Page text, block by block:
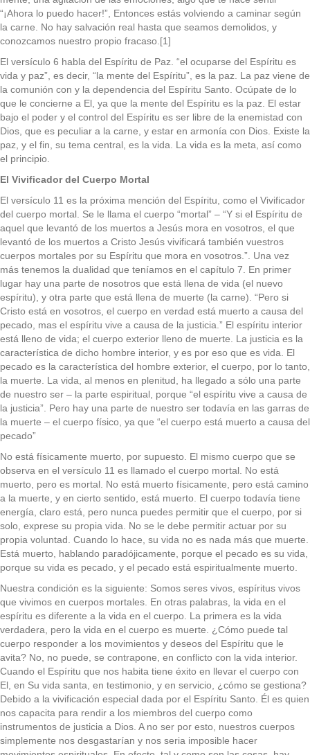
“¡Ahora lo puedo hacer!”, Entonces estás volviendo a caminar según
la carne. No hay salvación real hasta que seamos demolidos, y
conozcamos nuestro propio fracaso.[1]
El versículo 6 habla del Espíritu de Paz. “el ocuparse del Espíritu es
vida y paz”, es decir, “la mente del Espíritu”, es la paz. La paz viene de
la comunión con y la dependencia del Espíritu Santo. Ocúpate de lo
que le concierne a El, ya que la mente del Espíritu es la paz. El estar
bajo el poder y el control del Espíritu es ser libre de la enemistad con
Dios, que es peculiar a la carne, y estar en armonía con Dios. Existe la
paz, y el fin, su tema central, es la vida. La vida es la meta, así como
el principio.
El Vivificador del Cuerpo Mortal
El versículo 11 es la próxima mención del Espíritu, como el Vivificador
del cuerpo mortal. Se le llama el cuerpo “mortal” – “Y si el Espíritu de
aquel que levantó de los muertos a Jesús mora en vosotros, el que
levantó de los muertos a Cristo Jesús vivificará también vuestros
cuerpos mortales por su Espíritu que mora en vosotros.”. Una vez
más tenemos la dualidad que teníamos en el capítulo 7. En primer
lugar hay una parte de nosotros que está llena de vida (el nuevo
espíritu), y otra parte que está llena de muerte (la carne). “Pero si
Cristo está en vosotros, el cuerpo en verdad está muerto a causa del
pecado, mas el espíritu vive a causa de la justicia.” El espíritu interior
está lleno de vida; el cuerpo exterior lleno de muerte. La justicia es la
característica de dicho hombre interior, y es por eso que es vida. El
pecado es la característica del hombre exterior, el cuerpo, por lo tanto,
la muerte. La vida, al menos en plenitud, ha llegado a sólo una parte
de nuestro ser – la parte espiritual, porque “el espíritu vive a causa de
la justicia”. Pero hay una parte de nuestro ser todavía en las garras de
la muerte – el cuerpo físico, ya que “el cuerpo está muerto a causa del
pecado”
No está físicamente muerto, por supuesto. El mismo cuerpo que se
observa en el versículo 11 es llamado el cuerpo mortal. No está
muerto, pero es mortal. No está muerto físicamente, pero está camino
a la muerte, y en cierto sentido, está muerto. El cuerpo todavía tiene
energía, claro está, pero nunca puedes permitir que el cuerpo, por si
solo, exprese su propia vida. No se le debe permitir actuar por su
propia voluntad. Cuando lo hace, su vida no es nada más que muerte.
Está muerto, hablando paradójicamente, porque el pecado es su vida,
porque su vida es pecado, y el pecado está espiritualmente muerto.
Nuestra condición es la siguiente: Somos seres vivos, espíritus vivos
que vivimos en cuerpos mortales. En otras palabras, la vida en el
espíritu es diferente a la vida en el cuerpo. La primera es la vida
verdadera, pero la vida en el cuerpo es muerte. ¿Cómo puede tal
cuerpo responder a los movimientos y deseos del Espíritu que le
avita? No, no puede, se contrapone, en conflicto con la vida interior.
Cuando el Espíritu que nos habita tiene éxito en llevar el cuerpo con
El, en Su vida santa, en testimonio, y en servicio, ¿cómo se gestiona?
Debido a la vivificación especial dada por el Espíritu Santo. Él es quien
nos capacita para rendir a los miembros del cuerpo como
instrumentos de justicia a Dios. A no ser por esto, nuestros cuerpos
simplemente nos desgastarían y nos seria imposible hacer